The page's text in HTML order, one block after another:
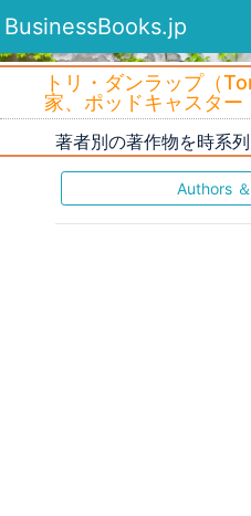
BusinessBooks.jp
トリ・ダンラップ（
家、ポッドキャスター
著者別の著作物を時系
Authors